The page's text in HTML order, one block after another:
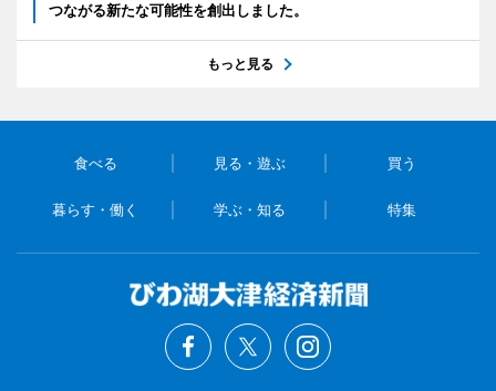
つながる新たな可能性を創出しました。
もっと見る
食べる 見る・遊ぶ 買う
暮らす・働く 学ぶ・知る 特集